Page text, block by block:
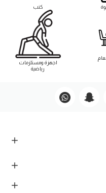
كنب
اجهزة ومستلزمات
رياضية